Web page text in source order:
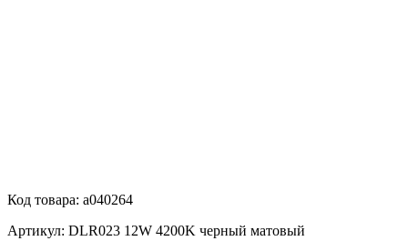
Код товара: a040264
Артикул: DLR023 12W 4200K черный матовый